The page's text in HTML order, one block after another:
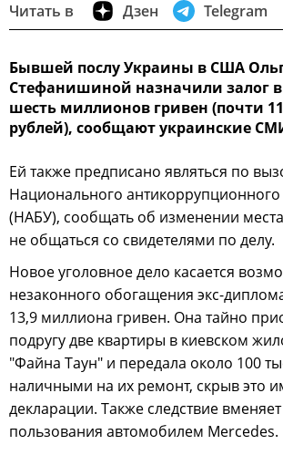
Читать в Дзен Telegram
Бывшей послу Украины в США
Стефанишиной назначили залог
шесть миллионов гривен (почти
рублей), сообщают украинские
Ей также предписано являться по
Национального
(НАБУ), сообщать об изменении
не общаться со свидетелями по делу.
Новое уголовное дело касается
незаконного обогащения экс-
13,9 миллиона гривен. Она тайно
подругу две квартиры в киевском
"Файна Таун" и передала около 100
наличными на их ремонт, скрыв это
декларации. Также следствие
пользования автомобилем Mercedes.